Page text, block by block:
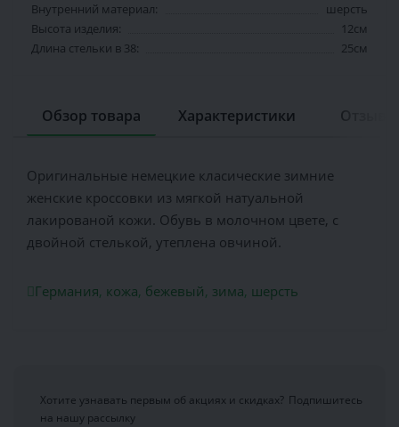
Внутренний материал:
шерсть
Высота изделия:
12см
Длина стельки в 38:
25см
Обзор товара Характеристики
Оригинальные немецкие класические зимние
женские кроссовки из мягкой натуальной
лакированой кожи. Обувь в молочном цвете, с
двойной стелькой, утеплена овчиной.
Германия, кожа, бежевый, зима, шерсть
Хотите узнавать первым об акциях и скидках? Подпишитесь
на нашу рассылку